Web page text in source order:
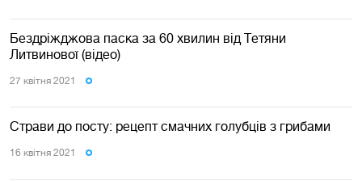
Бездріжджова паска за 60 хвилин від Тетяни
Литвинової (відео)
27 квiтня 2021
Страви до посту: рецепт смачних голубців з грибами
16 квiтня 2021